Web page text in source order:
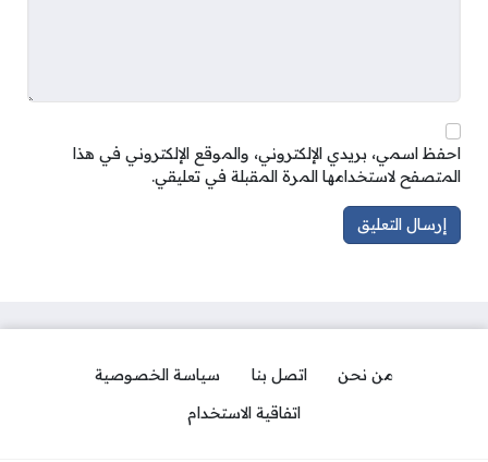
احفظ اسمي، بريدي الإلكتروني، والموقع الإلكتروني في هذا
المتصفح لاستخدامها المرة المقبلة في تعليقي.
من نحن اتصل بنا
سياسة الخصوصية
اتفاقية الاستخدام